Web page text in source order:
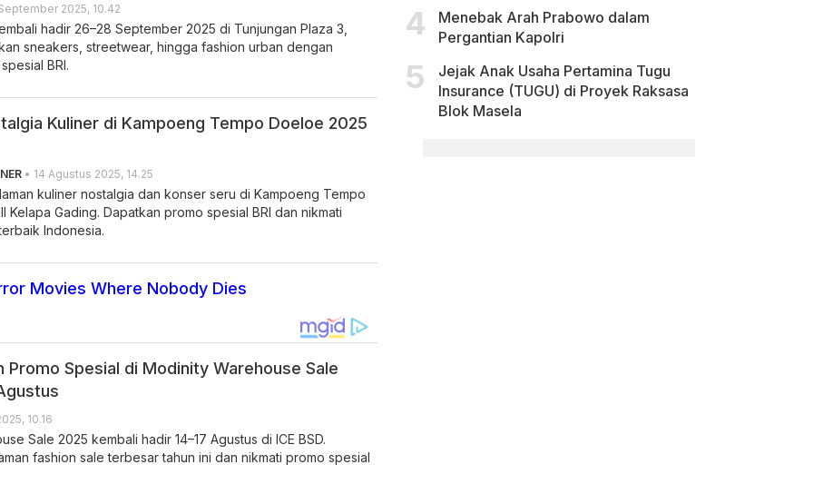
2025, 10.42
hadir 26–28 September 2025 di Tunjungan Plaza 3,
sneakers, streetwear, hingga fashion urban dengan
BRI.
Kuliner di Kampoeng Tempo Doeloe 2025
• 14 Agustus 2025, 14.25
kuliner nostalgia dan konser seru di Kampoeng Tempo
Kelapa Gading. Dapatkan promo spesial BRI dan nikmati
Indonesia.
Movies Where Nobody Dies
Promo Spesial di Modinity Warehouse Sale
10.16
Sale 2025 kembali hadir 14–17 Agustus di ICE BSD.
fashion sale terbesar tahun ini dan nikmati promo spesial
Menebak Arah Prabowo dalam
Pergantian Kapolri
Jejak Anak Usaha Pertamina Tugu
Insurance (TUGU) di Proyek Raksasa
Blok Masela